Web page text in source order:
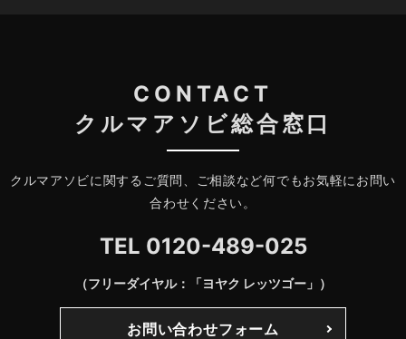
CONTACT
クルマアソビ総合窓口
クルマアソビに関するご質問、ご相談など何でもお気軽にお問い
合わせください。
TEL 0120-489-025
（フリーダイヤル：「ヨヤク レッツゴー」）
お問い合わせフォーム